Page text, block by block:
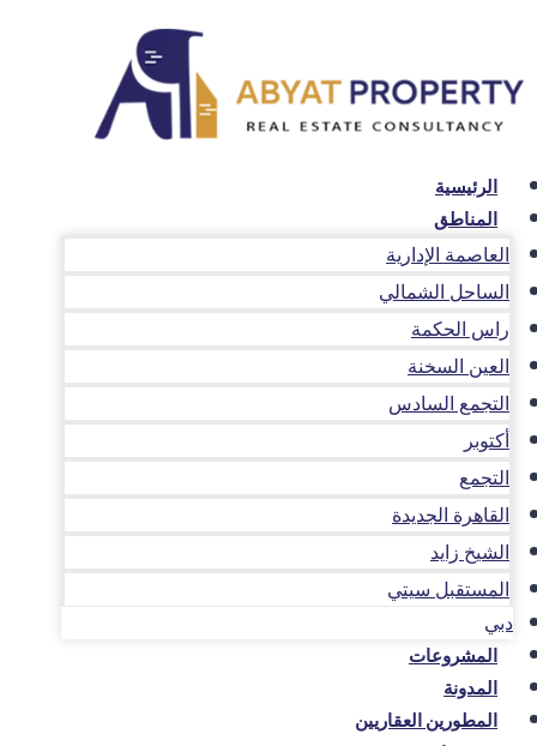
المحتوى
الرئيسية
المناطق
العاصمة الإدارية
الساحل الشمالي
راس الحكمة
العين السخنة
التجمع السادس
أكتوبر
التجمع
القاهرة الجديدة
الشيخ زايد
المستقبل سيتي
دبي
المشروعات
المدونة
المطورين العقاريين